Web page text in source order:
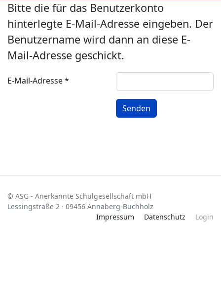
Bitte die für das Benutzerkonto
hinterlegte E-Mail-Adresse eingeben. Der
Benutzername wird dann an diese E-
Mail-Adresse geschickt.
E-Mail-Adresse*
Senden
© ASG - Anerkannte Schulgesellschaft mbH
Lessingstraße 2 · 09456 Annaberg-Buchholz
Impressum
Datenschutz Login